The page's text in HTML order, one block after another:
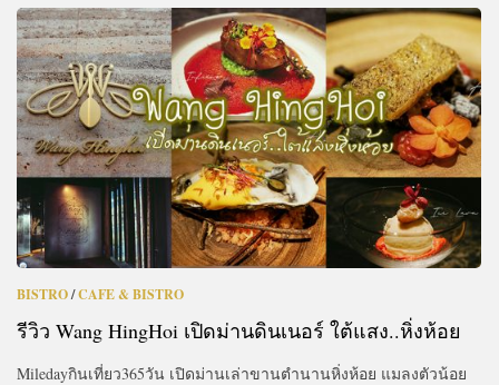
BISTRO/CAFE & BISTRO
รีวิว Wang HingHoi เปิดม่านดินเนอร์ ใต้แสง..หิ่งห้อย
Miledayกินเที่ยว365วัน เปิดม่านเล่าขานตำนานหิ่งห้อย แมลงตัวน้อย